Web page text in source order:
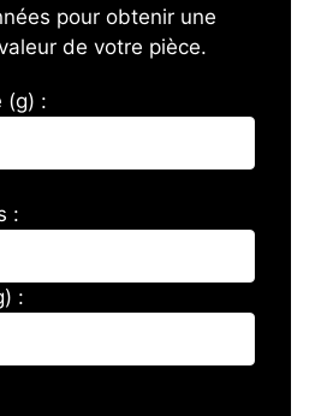
pour obtenir une
de votre pièce.
(g) :
:
: